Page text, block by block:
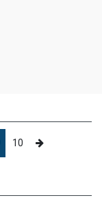
10